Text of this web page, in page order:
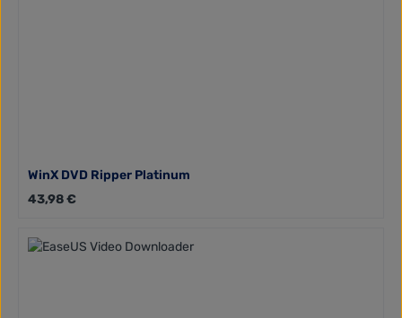
WinX DVD Ripper Platinum
Regulärer Preis:
43,98 €